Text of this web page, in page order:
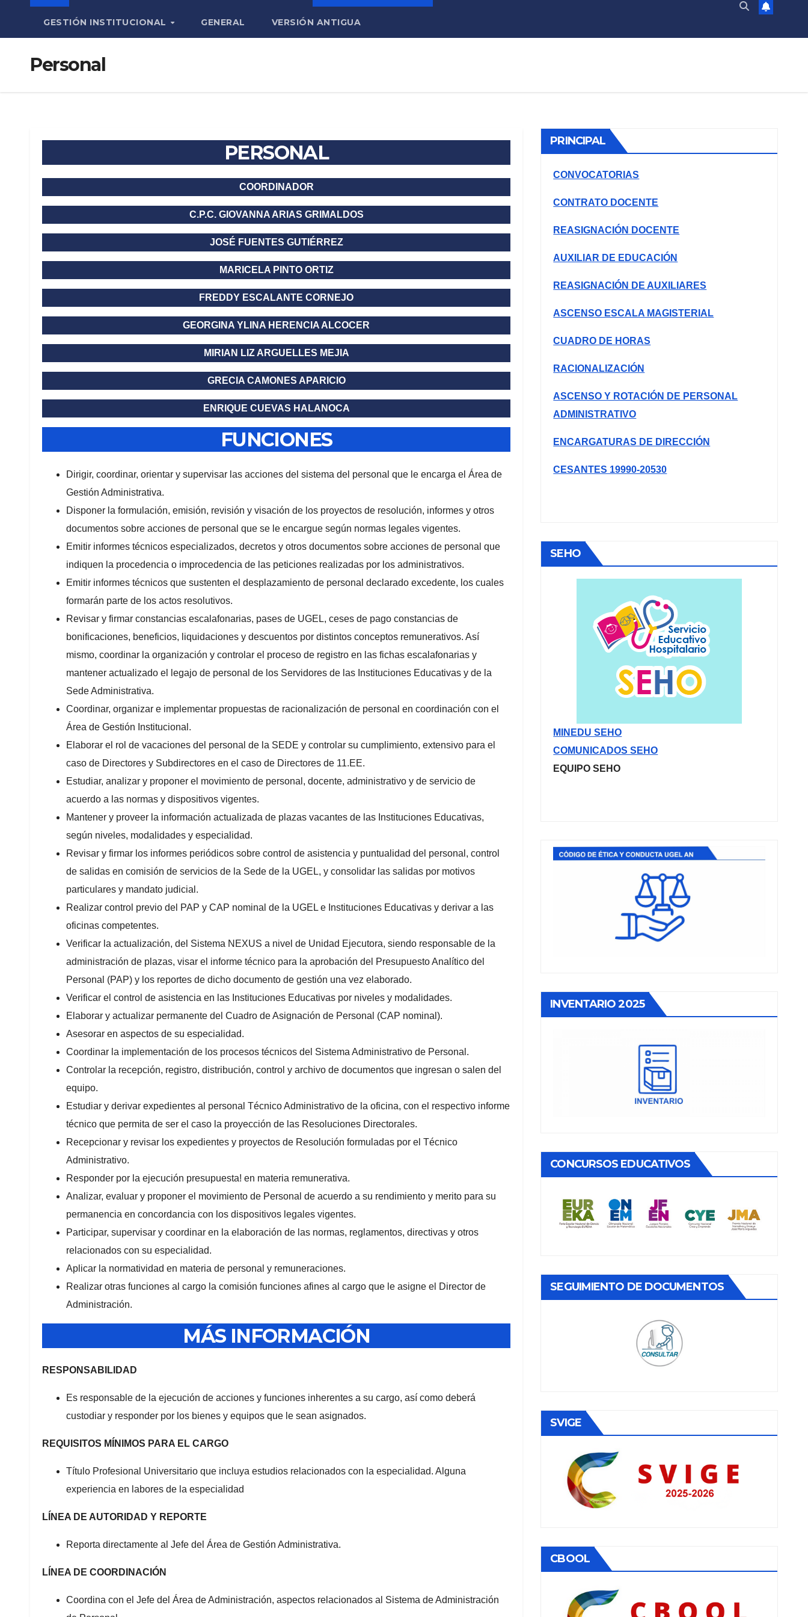
GESTIÓN INSTITUCIONAL GENERAL VERSIÓN ANTIGUA
Personal
PERSONAL
COORDINADOR
C.P.C. GIOVANNA ARIAS GRIMALDOS
JOSÉ FUENTES GUTIÉRREZ
MARICELA PINTO ORTIZ
FREDDY ESCALANTE CORNEJO
GEORGINA YLINA HERENCIA ALCOCER
MIRIAN LIZ ARGUELLES MEJIA
GRECIA CAMONES APARICIO
ENRIQUE CUEVAS HALANOCA
FUNCIONES
Dirigir, coordinar, orientar y supervisar las acciones del sistema del personal que le encarga el Área de
Gestión Administrativa.
Disponer la formulación, emisión, revisión y visación de los proyectos de resolución, informes y otros
documentos sobre acciones de personal que se le encargue según normas legales vigentes.
Emitir informes técnicos especializados, decretos y otros documentos sobre acciones de personal que
indiquen la procedencia o improcedencia de las peticiones realizadas por los administrativos.
Emitir informes técnicos que sustenten el desplazamiento de personal declarado excedente, los cuales
formarán parte de los actos resolutivos.
Revisar y firmar constancias escalafonarias, pases de UGEL, ceses de pago constancias de
bonificaciones, beneficios, liquidaciones y descuentos por distintos conceptos remunerativos. Así
mismo, coordinar la organización y controlar el proceso de registro en las fichas escalafonarias y
mantener actualizado el legajo de personal de los Servidores de las Instituciones Educativas y de la
Sede Administrativa.
Coordinar, organizar e implementar propuestas de racionalización de personal en coordinación con el
Área de Gestión Institucional.
Elaborar el rol de vacaciones del personal de la SEDE y controlar su cumplimiento, extensivo para el
caso de Directores y Subdirectores en el caso de Directores de 11.EE.
Estudiar, analizar y proponer el movimiento de personal, docente, administrativo y de servicio de
acuerdo a las normas y dispositivos vigentes.
Mantener y proveer la información actualizada de plazas vacantes de las Instituciones Educativas,
según niveles, modalidades y especialidad.
Revisar y firmar los informes periódicos sobre control de asistencia y puntualidad del personal, control
de salidas en comisión de servicios de la Sede de la UGEL, y consolidar las salidas por motivos
particulares y mandato judicial.
Realizar control previo del PAP y CAP nominal de la UGEL e Instituciones Educativas y derivar a las
oficinas competentes.
Verificar la actualización, del Sistema NEXUS a nivel de Unidad Ejecutora, siendo responsable de la
administración de plazas, visar el informe técnico para la aprobación del Presupuesto Analítico del
Personal (PAP) y los reportes de dicho documento de gestión una vez elaborado.
Verificar el control de asistencia en las Instituciones Educativas por niveles y modalidades.
Elaborar y actualizar permanente del Cuadro de Asignación de Personal (CAP nominal).
Asesorar en aspectos de su especialidad.
Coordinar la implementación de los procesos técnicos del Sistema Administrativo de Personal.
Controlar la recepción, registro, distribución, control y archivo de documentos que ingresan o salen del
equipo.
Estudiar y derivar expedientes al personal Técnico Administrativo de la oficina, con el respectivo informe
técnico que permita de ser el caso la proyección de las Resoluciones Directorales.
Recepcionar y revisar los expedientes y proyectos de Resolución formuladas por el Técnico
Administrativo.
Responder por la ejecución presupuesta! en materia remunerativa.
Analizar, evaluar y proponer el movimiento de Personal de acuerdo a su rendimiento y merito para su
permanencia en concordancia con los dispositivos legales vigentes.
Participar, supervisar y coordinar en la elaboración de las normas, reglamentos, directivas y otros
relacionados con su especialidad.
Aplicar la normatividad en materia de personal y remuneraciones.
Realizar otras funciones al cargo la comisión funciones afines al cargo que le asigne el Director de
Administración.
MÁS INFORMACIÓN
RESPONSABILIDAD
Es responsable de la ejecución de acciones y funciones inherentes a su cargo, así como deberá
custodiar y responder por los bienes y equipos que le sean asignados.
REQUISITOS MÍNIMOS PARA EL CARGO
Título Profesional Universitario que incluya estudios relacionados con la especialidad. Alguna
experiencia en labores de la especialidad
LÍNEA DE AUTORIDAD Y REPORTE
Reporta directamente al Jefe del Área de Gestión Administrativa.
LÍNEA DE COORDINACIÓN
Coordina con el Jefe del Área de Administración, aspectos relacionados al Sistema de Administración
PRINCIPAL
CONVOCATORIAS
CONTRATO DOCENTE
REASIGNACIÓN DOCENTE
AUXILIAR DE EDUCACIÓN
REASIGNACIÓN DE AUXILIARES
ASCENSO ESCALA MAGISTERIAL
CUADRO DE HORAS
RACIONALIZACIÓN
ASCENSO Y ROTACIÓN DE PERSONAL
ADMINISTRATIVO
ENCARGATURAS DE DIRECCIÓN
CESANTES 19990-20530
SEHO
MINEDU SEHO
COMUNICADOS SEHO
EQUIPO SEHO
INVENTARIO 2025
CONCURSOS EDUCATIVOS
SEGUIMIENTO DE DOCUMENTOS
SVIGE
CBOOL